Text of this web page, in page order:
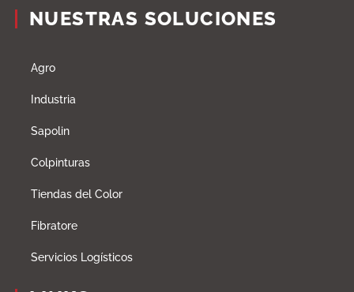
NUESTRAS SOLUCIONES
Agro
Industria
Sapolin
Colpinturas
Tiendas del Color
Fibratore
Servicios Logísticos